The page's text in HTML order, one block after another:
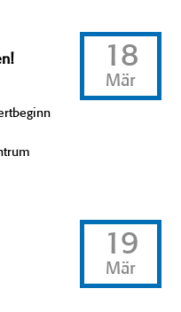
18
Mär
19
Mär